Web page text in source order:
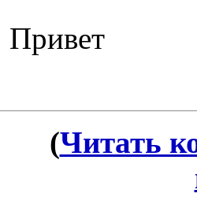
Привет
(Читать